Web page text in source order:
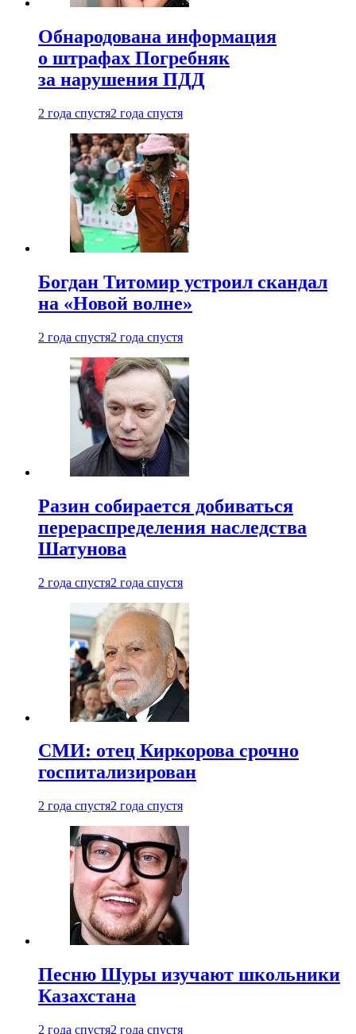
Обнародована информация
о штрафах Погребняк
за нарушения ПДД
2 года спустя2 года спустя
Богдан Титомир устроил скандал
на «Новой волне»
2 года спустя2 года спустя
Разин собирается добиваться
перераспределения наследства
Шатунова
2 года спустя2 года спустя
СМИ: отец Киркорова срочно
госпитализирован
2 года спустя2 года спустя
Песню Шуры изучают школьники
Казахстана
2 года спустя2 года спустя